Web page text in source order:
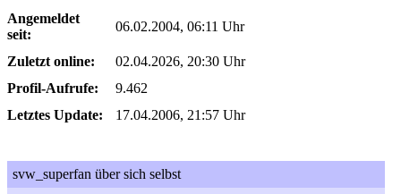
Angemeldet
seit:
06.02.2004, 06:11 Uhr
Zuletzt online:
02.04.2026, 20:30 Uhr
Profil-Aufrufe:
9.462
Letztes Update:
17.04.2006, 21:57 Uhr
svw_superfan über sich selbst